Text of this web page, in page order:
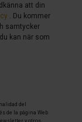
att din
. Du kommer
samtycker
kan när som
del
de la página Web
y otros,